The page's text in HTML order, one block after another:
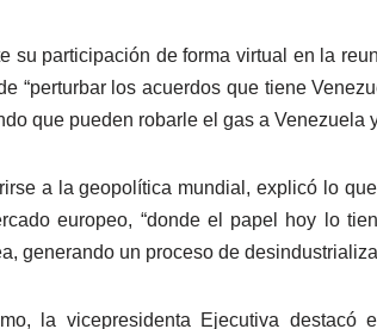
su participación de forma virtual en la
“perturbar los acuerdos que tiene
que pueden robarle el gas a Venezuela
a la geopolítica mundial, explicó lo
europeo, “donde el papel hoy lo
generando un proceso de
la vicepresidenta Ejecutiva